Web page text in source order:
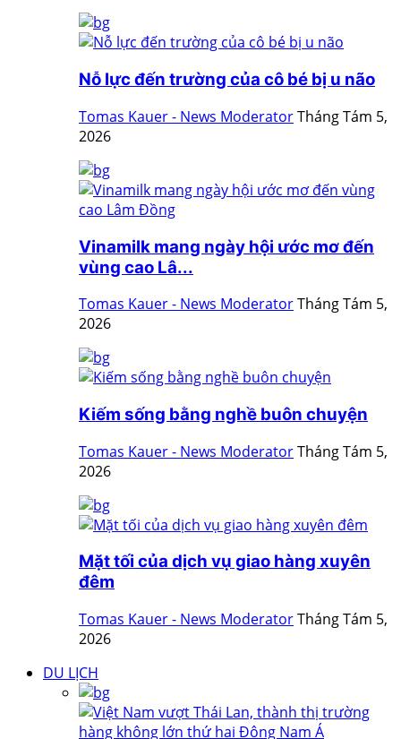
Nỗ lực đến trường của cô bé bị u não
Tomas Kauer - News ModeratorTháng Tám 5,
2026
Vinamilk mang ngày hội ước mơ đến
vùng cao Lâ...
Tomas Kauer - News ModeratorTháng Tám 5,
2026
Kiếm sống bằng nghề buôn chuyện
Tomas Kauer - News ModeratorTháng Tám 5,
2026
Mặt tối của dịch vụ giao hàng xuyên
đêm
Tomas Kauer - News ModeratorTháng Tám 5,
2026
DU LỊCH